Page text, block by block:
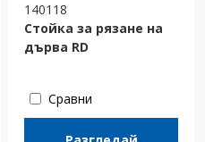
140118
Стойка за рязане на
дърва RD
Сравни